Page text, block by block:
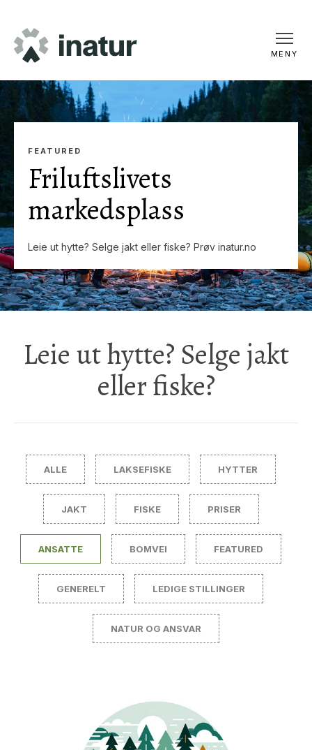
MENY
FEATURED
Friluftslivets
markedsplass
Leie ut hytte? Selge jakt eller fiske? Prøv inatur.no
Leie ut hytte? Selge jakt
eller fiske?
ALLE LAKSEFISKE HYTTER
JAKT FISKE PRISER
ANSATTE BOMVEI FEATURED
GENERELT LEDIGE STILLINGER
NATUR OG ANSVAR